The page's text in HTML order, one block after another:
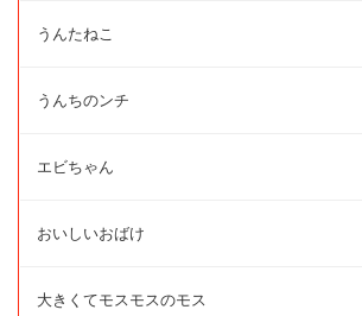
うんたねこ
うんちのンチ
エビちゃん
おいしいおばけ
大きくてモスモスのモス